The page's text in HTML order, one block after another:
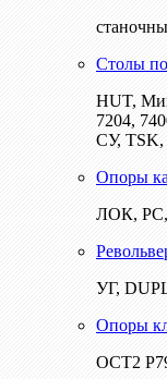
Столы
HUT,
7204,
СУ, TSK,
Опоры
ЛОК,
УГ,
Опоры
ОСТ2